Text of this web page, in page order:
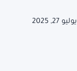
يوليو 27, 2025